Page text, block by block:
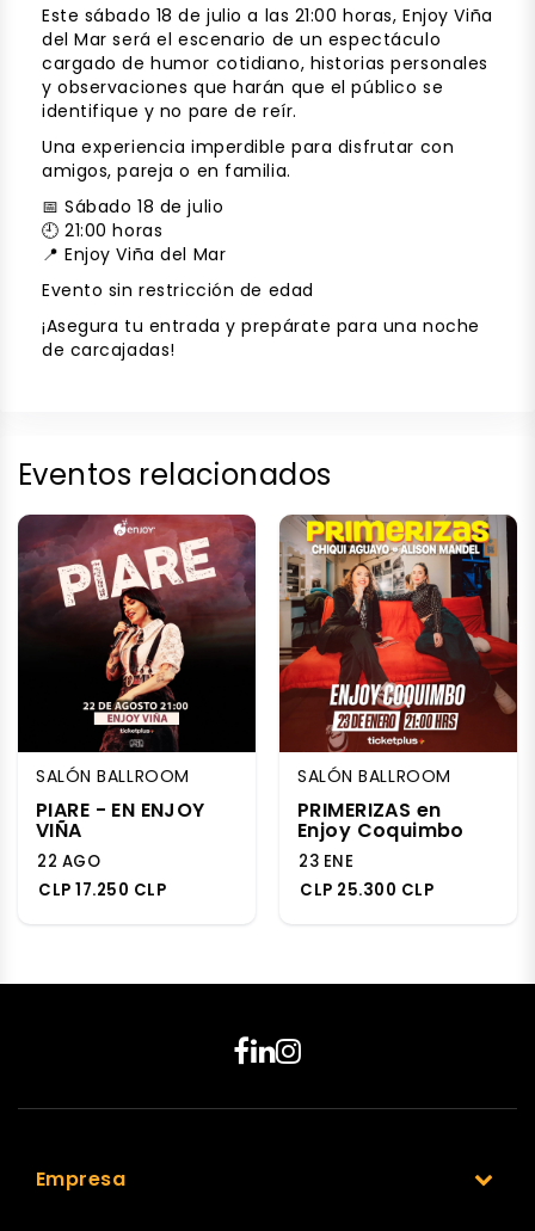
Este sábado 18 de julio a las 21:00 horas, Enjoy Viña
del Mar será el escenario de un espectáculo
cargado de humor cotidiano, historias personales
y observaciones que harán que el público se
identifique y no pare de reír.
Una experiencia imperdible para disfrutar con
amigos, pareja o en familia.
📅 Sábado 18 de julio
🕘 21:00 horas
📍 Enjoy Viña del Mar
Evento sin restricción de edad
¡Asegura tu entrada y prepárate para una noche
de carcajadas!
Eventos relacionados
SALÓN BALLROOM
PIARE - EN ENJOY
VIÑA
22 AGO
CLP 17.250 CLP
SALÓN BALLROOM
PRIMERIZAS en
Enjoy Coquimbo
23 ENE
CLP 25.300 CLP
Empresa